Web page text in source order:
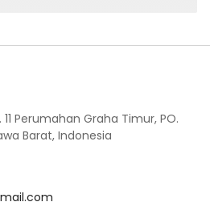
11 Perumahan Graha Timur, PO.
Barat, Indonesia